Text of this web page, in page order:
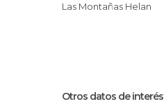
Las Montañas Helan
Otros datos de interés